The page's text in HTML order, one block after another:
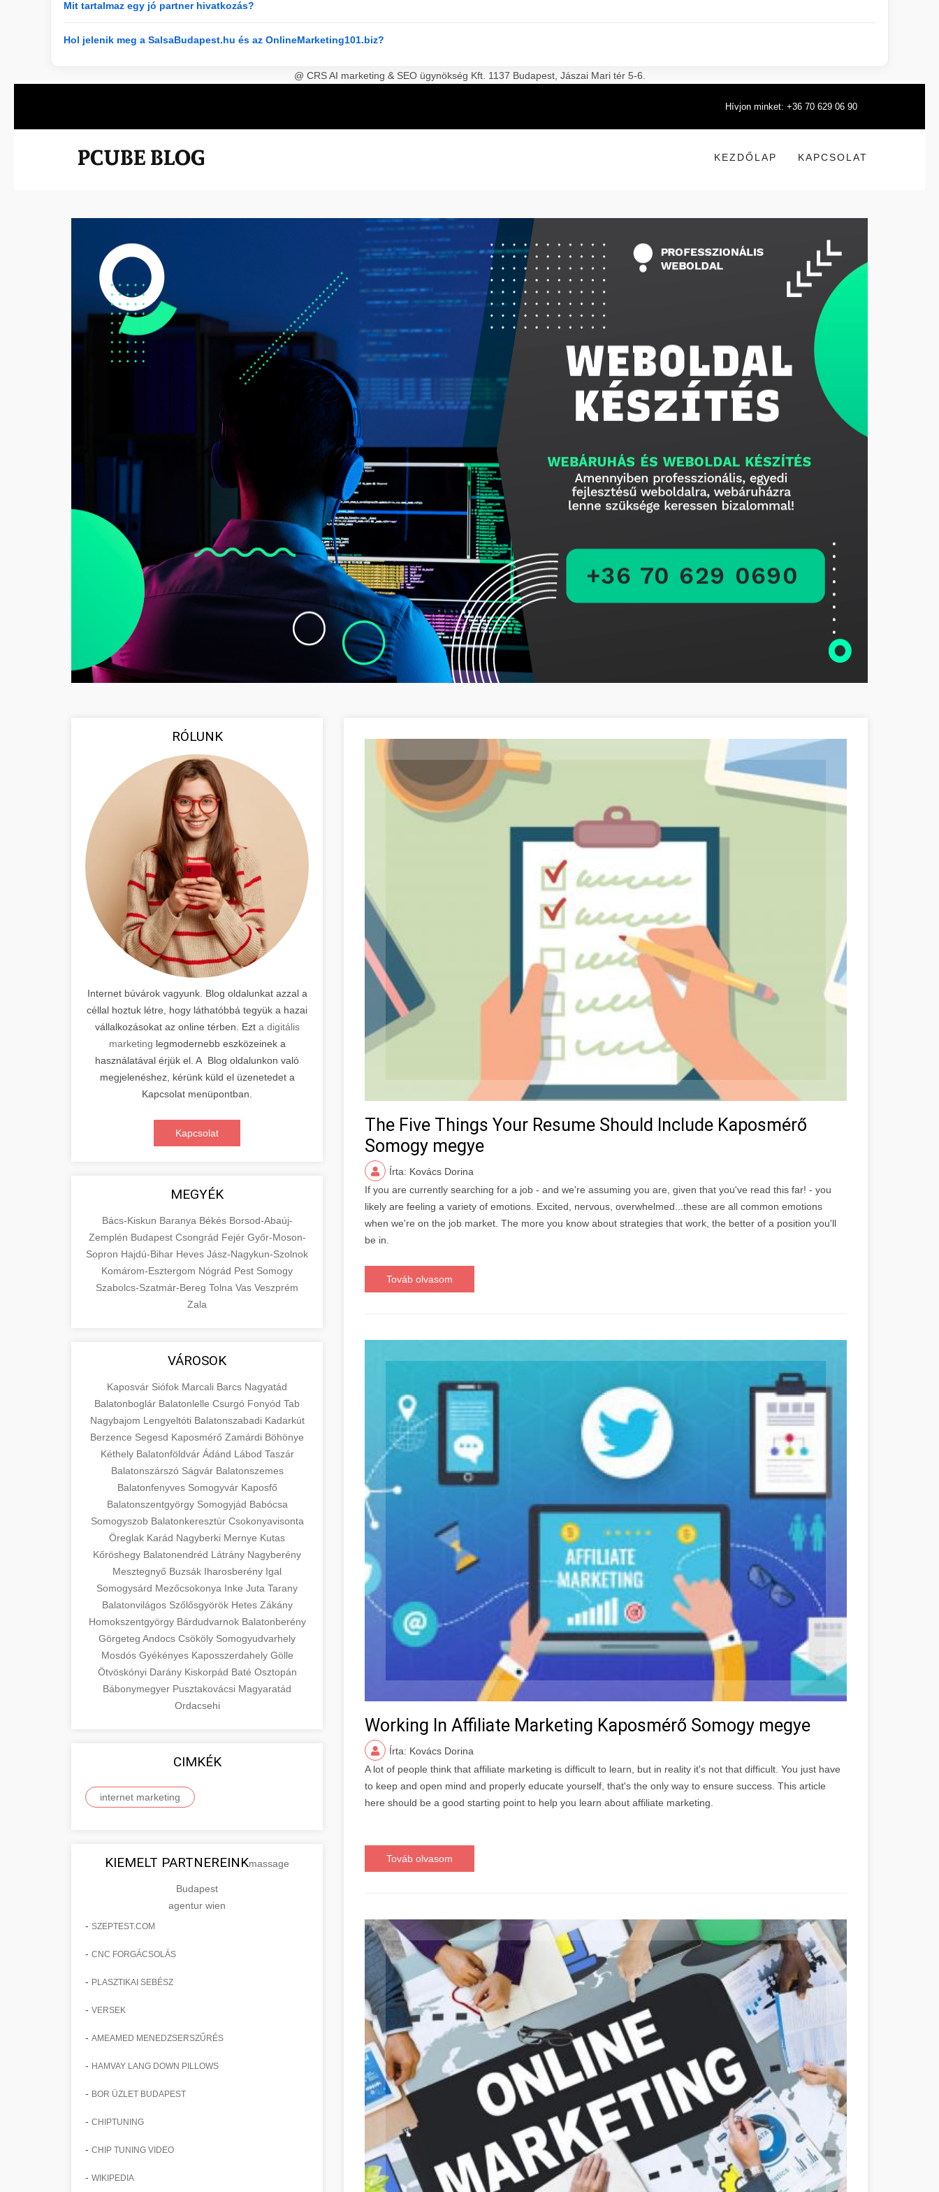
Mit tartalmaz egy jó partner hivatkozás?
Hol jelenik meg a SalsaBudapest.hu és az OnlineMarketing101.biz?
@ CRS AI marketing & SEO ügynökség Kft. 1137 Budapest, Jászai Mari tér 5-6.
Hívjon minket: +36 70 629 06 90
KEZDŐLAP KAPCSOLAT
RÓLUNK
Internet búvárok vagyunk. Blog oldalunkat azzal a
céllal hoztuk létre, hogy láthatóbbá tegyük a hazai
vállalkozásokat az online térben. Ezt a digitális
marketing legmodernebb eszközeinek a
használatával érjük el. A Blog oldalunkon való
megjelenéshez, kérünk küld el üzenetedet a
Kapcsolat menüpontban.
Kapcsolat
MEGYÉK
Bács-Kiskun Baranya Békés Borsod-Abaúj-
Zemplén Budapest Csongrád Fejér Győr-Moson-
Sopron Hajdú-Bihar Heves Jász-Nagykun-Szolnok
Komárom-Esztergom Nógrád Pest Somogy
Szabolcs-Szatmár-Bereg Tolna Vas Veszprém
Zala
VÁROSOK
Kaposvár Siófok Marcali Barcs Nagyatád
Balatonboglár Balatonlelle Csurgó Fonyód Tab
Nagybajom Lengyeltóti Balatonszabadi Kadarkút
Berzence Segesd Kaposmérő Zamárdi Böhönye
Kéthely Balatonföldvár Ádánd Lábod Taszár
Balatonszárszó Ságvár Balatonszemes
Balatonfenyves Somogyvár Kaposfő
Balatonszentgyörgy Somogyjád Babócsa
Somogyszob Balatonkeresztúr Csokonyavisonta
Öreglak Karád Nagyberki Mernye Kutas
Kőröshegy Balatonendréd Látrány Nagyberény
Mesztegnyő Buzsák Iharosberény Igal
Somogysárd Mezőcsokonya Inke Juta Tarany
Balatonvilágos Szőlősgyörök Hetes Zákány
Homokszentgyörgy Bárdudvarnok Balatonberény
Görgeteg Andocs Csököly Somogyudvarhely
Mosdós Gyékényes Kaposszerdahely Gölle
Ötvöskónyi Darány Kiskorpád Baté Osztopán
Bábonymegyer Pusztakovácsi Magyaratád
Ordacsehi
CIMKÉK
internet marketing
KIEMELT PARTNEREINKmassage
Budapest
agentur wien
- SZEPTEST.COM
- CNC FORGÁCSOLÁS
- PLASZTIKAI SEBÉSZ
- VERSEK
- AMEAMED MENEDZSERSZŰRÉS
- HAMVAY LANG DOWN PILLOWS
- BOR ÜZLET BUDAPEST
- CHIPTUNING
- CHIP TUNING VIDEO
- WIKIPEDIA
The Five Things Your Resume Should Include Kaposmérő
Somogy megye
Írta: Kovács Dorina
If you are currently searching for a job - and we're assuming you are, given that you've read this far! - you
likely are feeling a variety of emotions. Excited, nervous, overwhelmed...these are all common emotions
when we're on the job market. The more you know about strategies that work, the better of a position you'll
be in.
Továb olvasom
Working In Affiliate Marketing Kaposmérő Somogy megye
Írta: Kovács Dorina
A lot of people think that affiliate marketing is difficult to learn, but in reality it's not that difficult. You just have
to keep and open mind and properly educate yourself, that's the only way to ensure success. This article
here should be a good starting point to help you learn about affiliate marketing.
Továb olvasom